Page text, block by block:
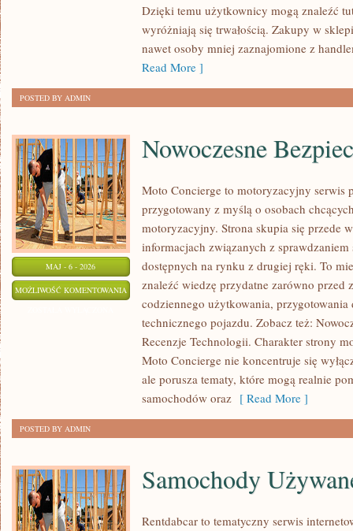
Dzięki temu użytkownicy mogą znaleźć
wyróżniają się trwałością. Zakupy w
nawet osoby mniej zaznajomione z
Read More ]
POSTED BY ADMIN
MAJ - 6 - 2026
MOŻLIWOŚĆ KOMENTOWANIA NOWOCZESNE
BEZPIECZEŃSTWO
Nowoczesne
Moto Concierge to motoryzacyjny serwis
przygotowany z myślą o osobach
motoryzacyjny. Strona skupia się przede
informacjach związanych z sprawdzaniem
dostępnych na rynku z drugiej ręki. To
znaleźć wiedzę przydatne zarówno przed
codziennego użytkowania,
technicznego pojazdu. Zobacz też:
Recenzje Technologii. Charakter strony
Moto Concierge nie koncentruje się
ale porusza tematy, które mogą realnie
samochodów oraz [ Read More ]
POSTED BY ADMIN
Samochody
Rentdabcar to tematyczny serwis